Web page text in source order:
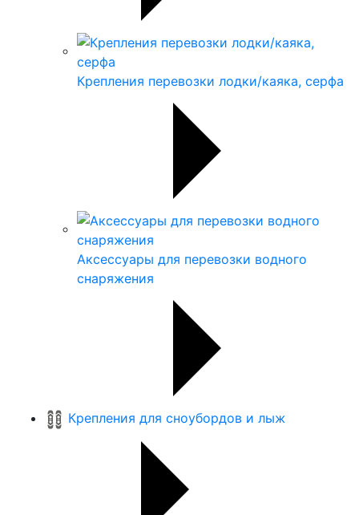
Крепления перевозки лодки/каяка, серфа
Аксессуары для перевозки водного
снаряжения
Крепления для сноубордов и лыж